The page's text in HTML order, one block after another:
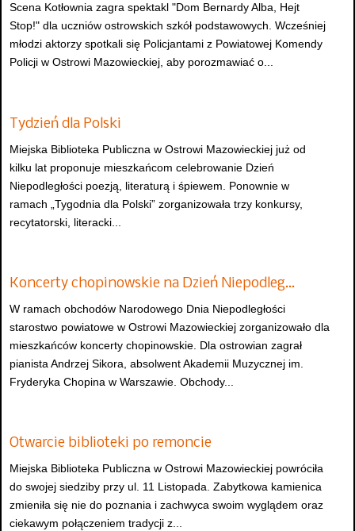
Scena Kotłownia zagra spektakl "Dom Bernardy Alba, Hejt
Stop!" dla uczniów ostrowskich szkół podstawowych. Wcześniej
młodzi aktorzy spotkali się Policjantami z Powiatowej Komendy
Policji w Ostrowi Mazowieckiej, aby porozmawiać o...
Tydzień dla Polski
Miejska Biblioteka Publiczna w Ostrowi Mazowieckiej już od
kilku lat proponuje mieszkańcom celebrowanie Dzień
Niepodległości poezją, literaturą i śpiewem. Ponownie w
ramach „Tygodnia dla Polski” zorganizowała trzy konkursy,
recytatorski, literacki...
Koncerty chopinowskie na Dzień Niepodleg…
W ramach obchodów Narodowego Dnia Niepodległości
starostwo powiatowe w Ostrowi Mazowieckiej zorganizowało dla
mieszkańców koncerty chopinowskie. Dla ostrowian zagrał
pianista Andrzej Sikora, absolwent Akademii Muzycznej im.
Fryderyka Chopina w Warszawie. Obchody...
Otwarcie biblioteki po remoncie
Miejska Biblioteka Publiczna w Ostrowi Mazowieckiej powróciła
do swojej siedziby przy ul. 11 Listopada. Zabytkowa kamienica
zmieniła się nie do poznania i zachwyca swoim wyglądem oraz
ciekawym połączeniem tradycji z...